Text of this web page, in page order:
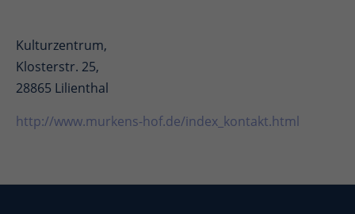
Kulturzentrum,
Klosterstr. 25,
28865 Lilienthal
http://www.murkens-hof.de/index_kontakt.html